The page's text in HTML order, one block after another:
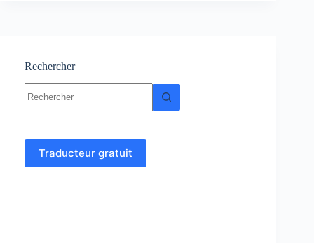
Rechercher
résultat
Traducteur gratuit